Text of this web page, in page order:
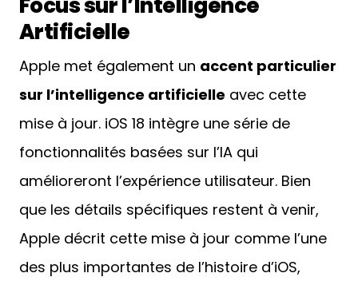
Artificielle
Apple met également un accent particulier
sur l’intelligence artificielle avec cette
mise à jour. iOS 18 intègre une série de
fonctionnalités basées sur l’IA qui
amélioreront l’expérience utilisateur. Bien
que les détails spécifiques restent à venir,
Apple décrit cette mise à jour comme l’une
des plus importantes de l’histoire d’iOS,